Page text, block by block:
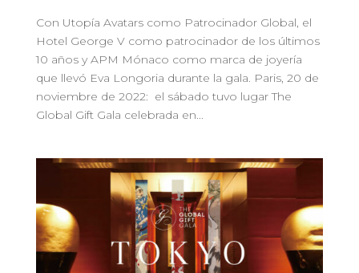
Con Utopía Avatars como Patrocinador Global, el
Hotel George V como patrocinador de los últimos
10 años y APM Mónaco como marca de joyería
que llevó Eva Longoria durante la gala. Paris, 20 de
noviembre de 2022: el sábado tuvo lugar The
Global Gift Gala celebrada en...